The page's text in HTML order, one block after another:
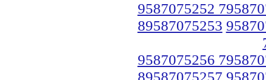
9587075252
89587075253
9587075256
89587075257